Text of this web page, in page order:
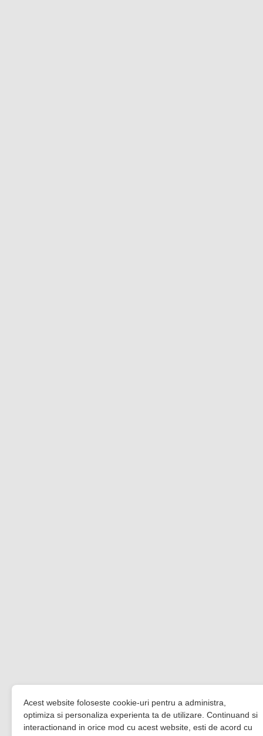
Acest website foloseste cookie-uri pentru a administra,
optimiza si personaliza experienta ta de utilizare. Continuand si
interactionand in orice mod cu acest website, esti de acord cu